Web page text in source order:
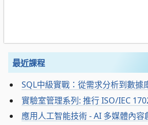
最近課程
SQL中級實戰：從需求分析到數據
實驗室管理系列: 推行 ISO/IEC
應用人工智能技術 - AI 多媒體內容